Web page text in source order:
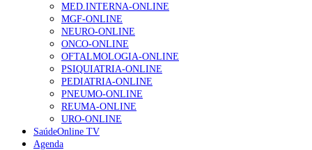
MED.INTERNA-ONLINE
MGF-ONLINE
NEURO-ONLINE
ONCO-ONLINE
OFTALMOLOGIA-ONLINE
PSIQUIATRIA-ONLINE
PEDIATRIA-ONLINE
PNEUMO-ONLINE
REUMA-ONLINE
URO-ONLINE
SaúdeOnline TV
Agenda